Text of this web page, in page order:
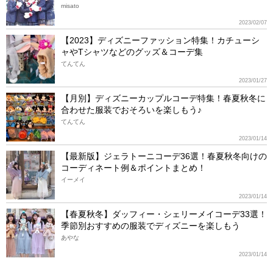
2023/02/07
misato
【2023】ディズニーファッション特集！カチューシ
ャやTシャツなどのグッズ＆コーデ集
2023/01/27
てんてん
【月別】ディズニーカップルコーデ特集！春夏秋冬に
合わせた服装でおそろいを楽しもう♪
2023/01/14
てんてん
【最新版】ジェラトーニコーデ36選！春夏秋冬向けの
コーディネート例＆ポイントまとめ！
2023/01/14
イーメイ
【春夏秋冬】ダッフィー・シェリーメイコーデ33選！
季節別おすすめの服装でディズニーを楽しもう
2023/01/14
あやな